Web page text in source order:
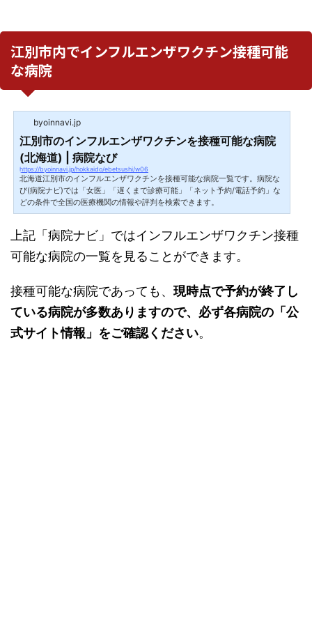
江別市内でインフルエンザワクチン接種可能
な病院
byoinnavi.jp
江別市のインフルエンザワクチンを接種可能な病院
(北海道) | 病院なび
https://byoinnavi.jp/hokkaido/ebetsushi/w06
北海道江別市のインフルエンザワクチンを接種可能な病院一覧です。病院な
び(病院ナビ)では「女医」「遅くまで診療可能」「ネット予約/電話予約」な
どの条件で全国の医療機関の情報や評判を検索できます。
上記「病院ナビ」ではインフルエンザワクチン接種
可能な病院の一覧を見ることができます。
接種可能な病院であっても、 現時点で予約が終了し
ている病院が多数ありますので、 必ず各病院の「公
式サイト情報」をご確認ください。